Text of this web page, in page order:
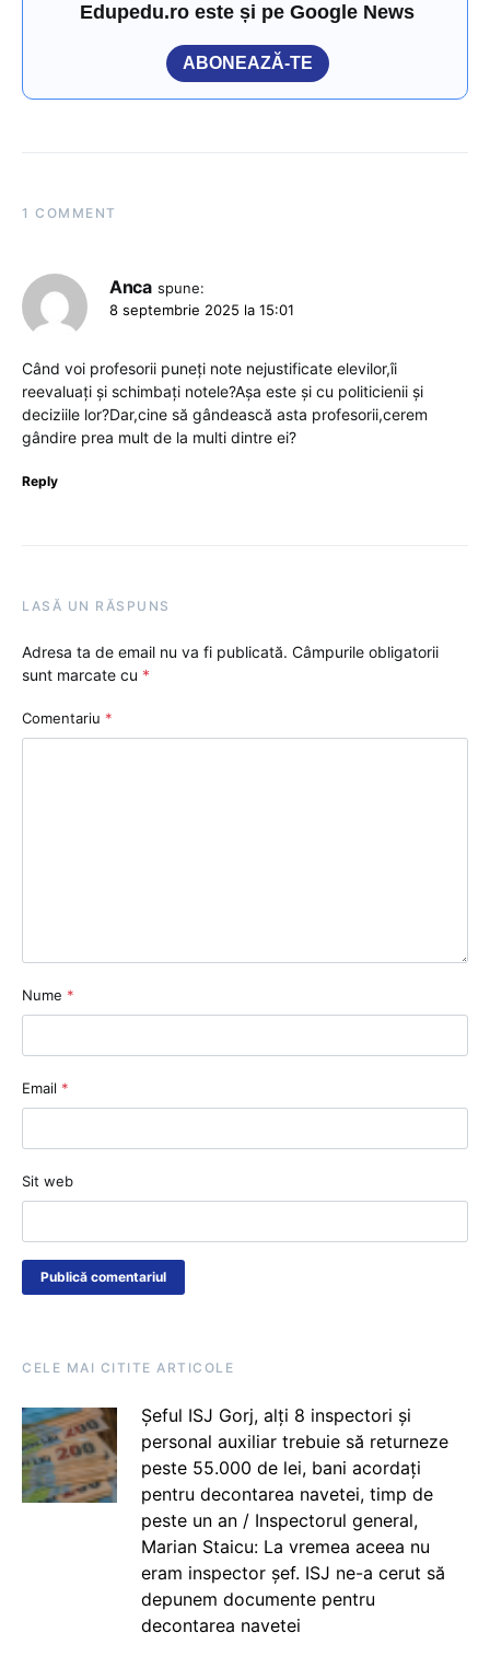
Edupedu.ro este și pe Google News
ABONEAZĂ-TE
1 COMMENT
Anca spune:
8 septembrie 2025 la 15:01
Când voi profesorii puneți note nejustificate elevilor,îi
reevaluați și schimbați notele?Așa este și cu politicienii și
deciziile lor?Dar,cine să gândească asta profesorii,cerem
gândire prea mult de la multi dintre ei?
Reply
LASĂ UN RĂSPUNS
Adresa ta de email nu va fi publicată. Câmpurile obligatorii
sunt marcate cu *
Comentariu *
Nume *
Email *
Sit web
CELE MAI CITITE ARTICOLE
Șeful ISJ Gorj, alți 8 inspectori și
personal auxiliar trebuie să returneze
peste 55.000 de lei, bani acordați
pentru decontarea navetei, timp de
peste un an / Inspectorul general,
Marian Staicu: La vremea aceea nu
eram inspector șef. ISJ ne-a cerut să
depunem documente pentru
decontarea navetei